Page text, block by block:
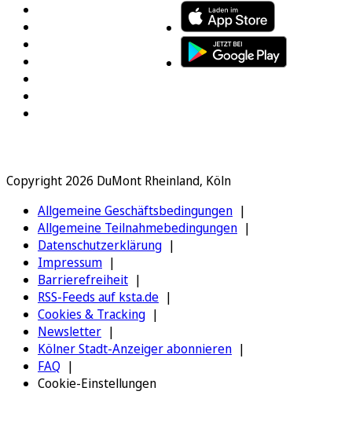
Copyright 2026 DuMont Rheinland, Köln
Allgemeine Geschäftsbedingungen
Allgemeine Teilnahmebedingungen
Datenschutzerklärung
Impressum
Barrierefreiheit
RSS-Feeds auf ksta.de
Cookies & Tracking
Newsletter
Kölner Stadt-Anzeiger abonnieren
FAQ
Cookie-Einstellungen